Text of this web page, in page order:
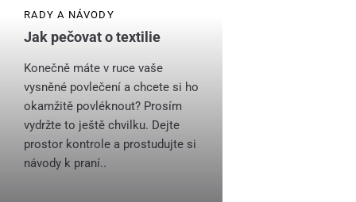
RADY A NÁVODY
Jak pečovat o textilie
Konečně máte v ruce vaše
vysněné povlečení a chcete si ho
okamžitě povléknout? Prosím
vydržte to ještě chvilku. Dejte
prostor kontrole a prostudujte si
návody k praní..